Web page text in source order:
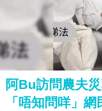
阿Bu訪問農夫
「唔知問咩」